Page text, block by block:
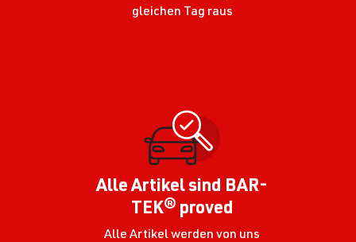
gleichen Tag raus
Alle Artikel sind BAR-
TEK® proved
Alle Artikel werden von uns